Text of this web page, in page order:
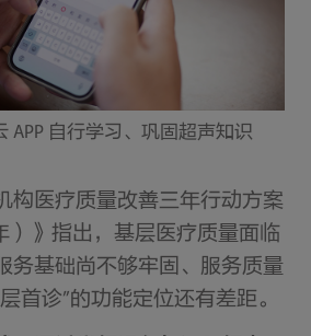
APP 自行学习、巩固超声知识
构医疗质量改善三年行动方案
）》指出，基层医疗质量面临
务基础尚不够牢固、服务质量
首诊”的功能定位还有差距。